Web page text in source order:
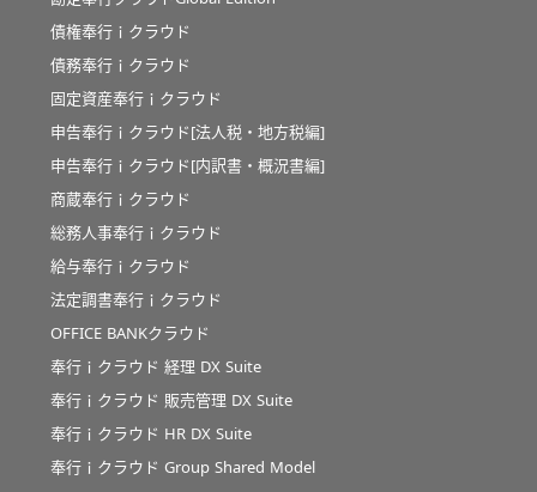
債権奉行ｉクラウド
債務奉行ｉクラウド
固定資産奉行ｉクラウド
申告奉行ｉクラウド[法人税・地方税編]
申告奉行ｉクラウド[内訳書・概況書編]
商蔵奉行ｉクラウド
総務人事奉行ｉクラウド
給与奉行ｉクラウド
法定調書奉行ｉクラウド
OFFICE BANKクラウド
奉行ｉクラウド 経理 DX Suite
奉行ｉクラウド 販売管理 DX Suite
奉行ｉクラウド HR DX Suite
奉行ｉクラウド Group Shared Model